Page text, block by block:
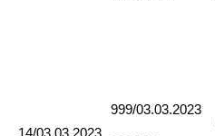
14/03.03.2023
999/03.03.2023